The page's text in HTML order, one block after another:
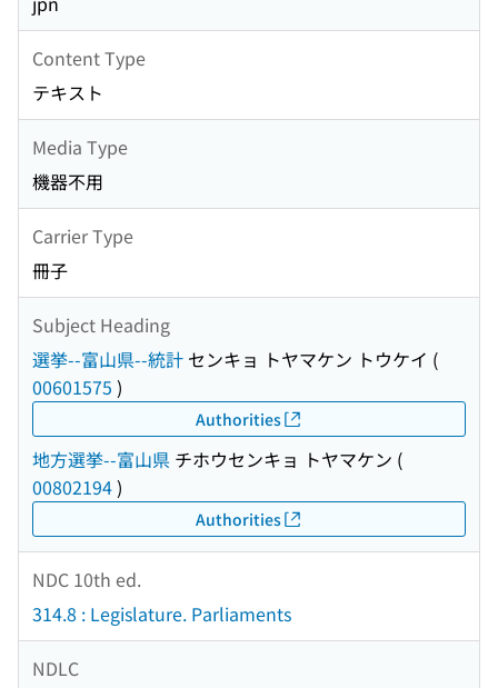
Content Type
テキスト
Media Type
機器不用
Carrier Type
冊子
Subject Heading
選挙--富山県--統計 センキョ トヤマケン トウケイ (
00601575 )
Authorities
地方選挙--富山県 チホウセンキョ トヤマケン (
00802194)
Authorities
NDC 10th ed.
314.8 : Legislature. Parliaments
NDLC